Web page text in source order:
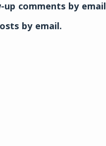
comments by
by email.